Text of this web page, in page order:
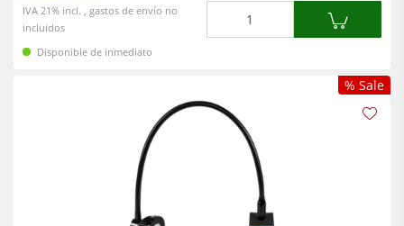
IVA 21% incl. , gastos de envío no
incluidos
Disponible de inmediato
% Sale